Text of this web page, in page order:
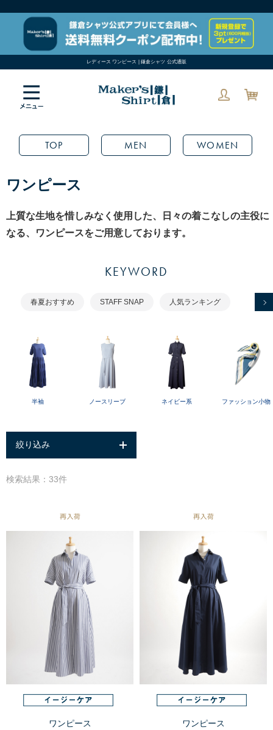
レディース ワンピース | 鎌倉シャツ 公式通販
TOP MEN WOMEN
ワンピース
上質な生地を惜しみなく使用した、日々の着こなしの主役に
なる、ワンピースをご用意しております。
KEYWORD
春夏おすすめ STAFF SNAP 人気ランキング
半袖 ノースリーブ ネイビー系 ファッション小物
絞り込み
検索結果：33件
ワンピース
ワンピース